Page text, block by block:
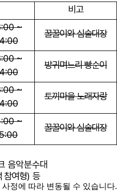
비고
~
꿀꿀이와 심술대장
~
방귀며느리 빵순이
~
토끼마을 노래자랑
~
꿀꿀이와 심술대장
음악분수대
참여형) 등
정에 따라 변동될 수 있습니다.